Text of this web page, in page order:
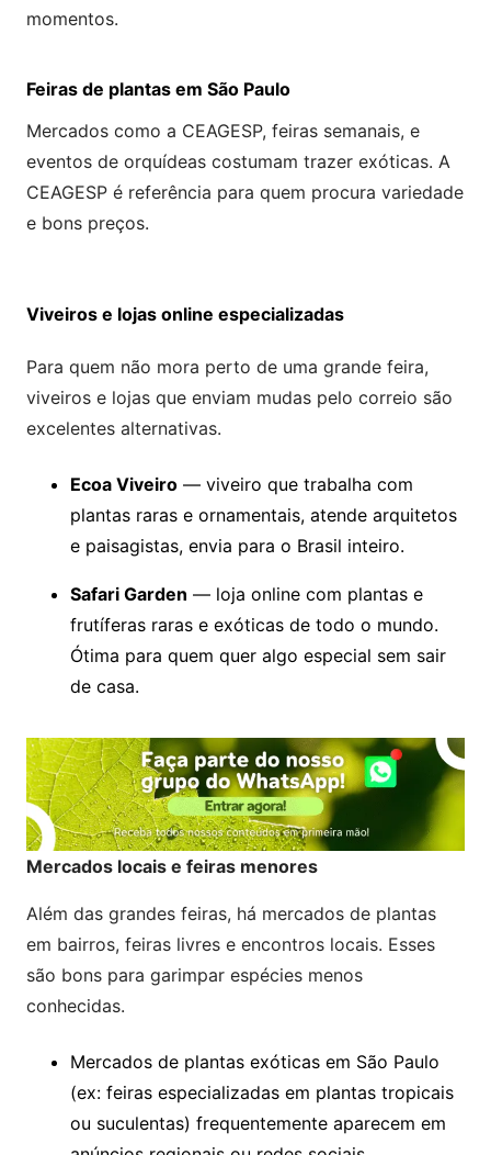
momentos.
Feiras de plantas em São Paulo
Mercados como a CEAGESP, feiras semanais, e
eventos de orquídeas costumam trazer exóticas. A
CEAGESP é referência para quem procura variedade
e bons preços.
Viveiros e lojas online especializadas
Para quem não mora perto de uma grande feira,
viveiros e lojas que enviam mudas pelo correio são
excelentes alternativas.
Ecoa Viveiro — viveiro que trabalha com
plantas raras e ornamentais, atende arquitetos
e paisagistas, envia para o Brasil inteiro.
Safari Garden — loja online com plantas e
frutíferas raras e exóticas de todo o mundo.
Ótima para quem quer algo especial sem sair
de casa.
Mercados locais e feiras menores
Além das grandes feiras, há mercados de plantas
em bairros, feiras livres e encontros locais. Esses
são bons para garimpar espécies menos
conhecidas.
Mercados de plantas exóticas em São Paulo
(ex: feiras especializadas em plantas tropicais
ou suculentas) frequentemente aparecem em